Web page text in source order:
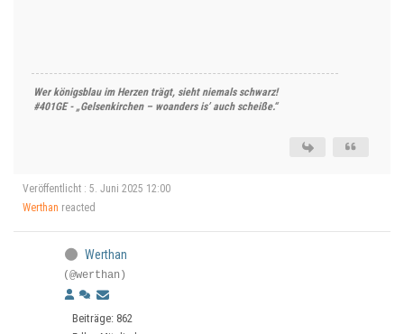
Wer königsblau im Herzen trägt, sieht niemals schwarz!
#401GE - „Gelsenkirchen – woanders is’ auch scheiße.“
Veröffentlicht : 5. Juni 2025 12:00
Werthan reacted
Werthan
(@werthan)
Beiträge: 862